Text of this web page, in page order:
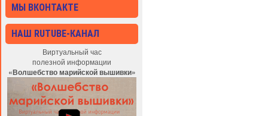
МЫ ВКОНТАКТЕ
НАШ RUTUBE-КАНАЛ
Виртуальный час
полезной информации
«Волшебство марийской вышивки»